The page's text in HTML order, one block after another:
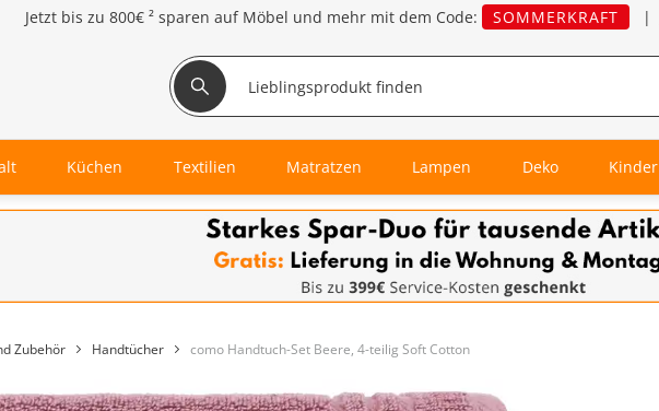
Jetzt bis zu 800€ ² sparen auf Möbel und mehr mit dem Code: SOMMERKRAFT |
Küchen Textilien Matratzen Lampen Deko Kinder
Zubehör Handtücher como Handtuch-Set Beere, 4-teilig Soft Cotton